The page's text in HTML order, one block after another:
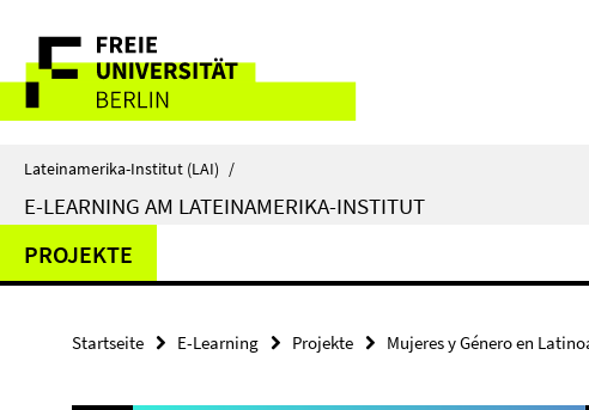
direkt
Inhalt
Service-
Navigation
Lateinamerika-Institut (LAI) /
E-LEARNING AM LATEINAMERIKA-INSTITUT
PROJEKTE
Startseite E-Learning Projekte Mujeres y Género en